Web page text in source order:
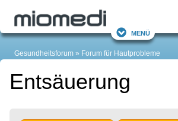
Menü
Gesundheitsforum Forum für Hautprobleme
Entsäuerung